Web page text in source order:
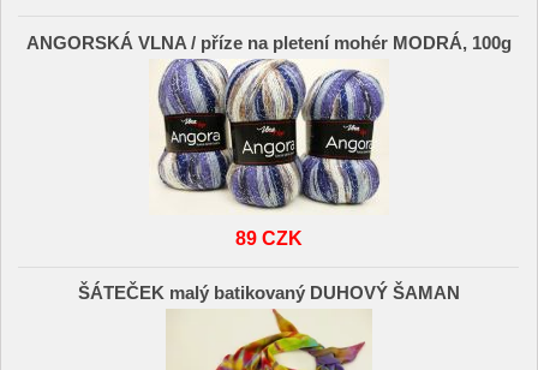
ANGORSKÁ VLNA / příze na pletení mohér MODRÁ, 100g
89 CZK
ŠÁTEČEK malý batikovaný DUHOVÝ ŠAMAN